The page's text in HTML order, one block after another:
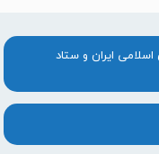
ایران و ستاد